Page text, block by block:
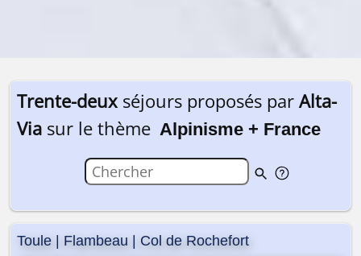
Trente-deuxséjours proposés par Alta-
Via sur le thème Alpinisme + France
Toule | Flambeau | Col de Rochefort